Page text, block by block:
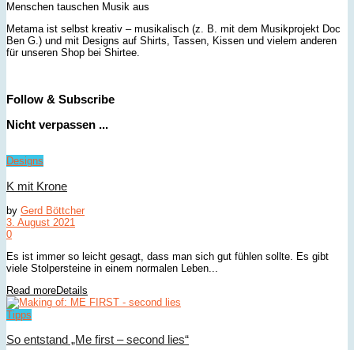
Menschen tauschen Musik aus
Metama ist selbst kreativ – musikalisch (z. B. mit dem Musikprojekt Doc
Ben G.) und mit Designs auf Shirts, Tassen, Kissen und vielem anderen
für unseren Shop bei Shirtee.
Follow & Subscribe
Nicht verpassen ...
Designs
K mit Krone
by Gerd Böttcher
3. August 2021
0
Es ist immer so leicht gesagt, dass man sich gut fühlen sollte. Es gibt
viele Stolpersteine in einem normalen Leben...
Read moreDetails
Tipps
So entstand „Me first – second lies“